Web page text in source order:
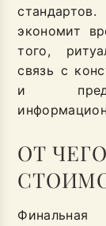
экономит
того,
связь с
и
ОТ